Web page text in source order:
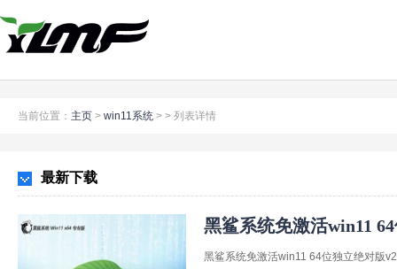
当前位置： 主页 > win11系统 > > 列表详情
最新下载
黑鲨系统免激活win11
黑鲨系统免激活win11 64位独立绝对版